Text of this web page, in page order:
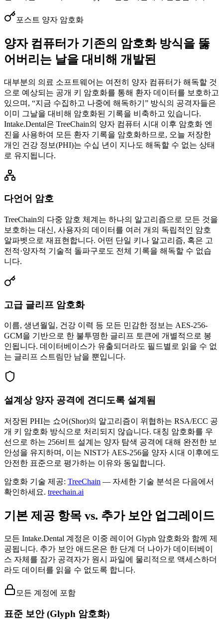
포스트 양자 암호화
양자 컴퓨터가 기존의 암호화 방식을 뚫
어버리는 날을 대비해 개발된
대부분의 의료 소프트웨어는 여전히 양자 컴퓨터가 해독할 것
으로 예상되는 공개 키 암호화를 통해 환자 데이터를 보호하고
있으며, “지금 수집하고 나중에 해독하기” 방식의 공격자들은
이미 그날을 대비해 암호화된 기록을 비축하고 있습니다.
Intake.Dental은 TreeChain의 양자 컴퓨터 시대 이후 암호화 엔
진을 사용하여 모든 환자 기록을 암호화하므로, 오늘 저장한
개인 건강 정보(PHI)는 수십 년이 지나도 해독할 수 없는 상태
로 유지됩니다.
다언어 암호
TreeChain의 다중 암호 체계는 하나의 알고리즘으로 모든 것을
보호하는 대신, 사용자의 데이터를 여러 개의 독립적인 암호
알파벳으로 재표현합니다. 어떤 단일 키나 알고리즘, 혹은 고
전적·양자적 기술적 돌파구로도 전체 기록을 해독할 수 없습
니다.
고급 글리프 암호화
이름, 생년월일, 건강 이력 등 모든 민감한 정보는 AES-256-
GCM을 기반으로 한 불투명한 글리프 토큰에 개별적으로 봉
인됩니다. 데이터베이스가 유출되더라도 필드별로 읽을 수 없
는 글리프 스트림만 남을 뿐입니다.
설계상 양자 공격에 견디도록 설계됨
저장된 PHI는 쇼어(Shor)의 알고리즘이 위협하는 RSA/ECC 공
개 키 암호화 방식으로 처리되지 않습니다. 대칭 암호화를 우
선으로 하는 256비트 설계는 양자 탐색 공격에 대해 완전한 보
안성을 유지하며, 이는 NIST가 AES-256을 양자 시대 이후에도
안전한 표준으로 평가하는 이유와 동일합니다.
암호화 기술 제공: TreeChain — 자세한 기술 분석은 다음에서
확인하세요. treechain.ai
기본 제공 항목 vs. 추가 보안 업그레이드
모든 Intake.Dental 계정은 이중 레이어 Glyph 암호화와 함께 제
공됩니다. 추가 보안 애드온은 한 단계 더 나아가 데이터베이
스 자체를 잠가 공격자가 원시 파일에 물리적으로 액세스하더
라도 데이터를 읽을 수 없도록 합니다.
모든 계정에 포함
표준 보안 (Glyph 암호화)